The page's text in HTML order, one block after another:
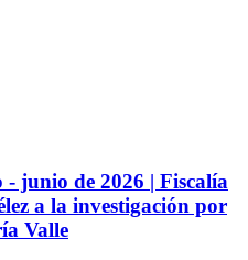
junio de 2026 | Fiscalía
a la investigación por
Valle